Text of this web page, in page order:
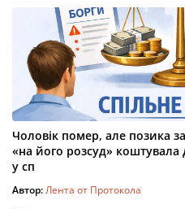
Чоловік помер, але позика
«на його розсуд»
у сп
Автор:Лента от Протокола